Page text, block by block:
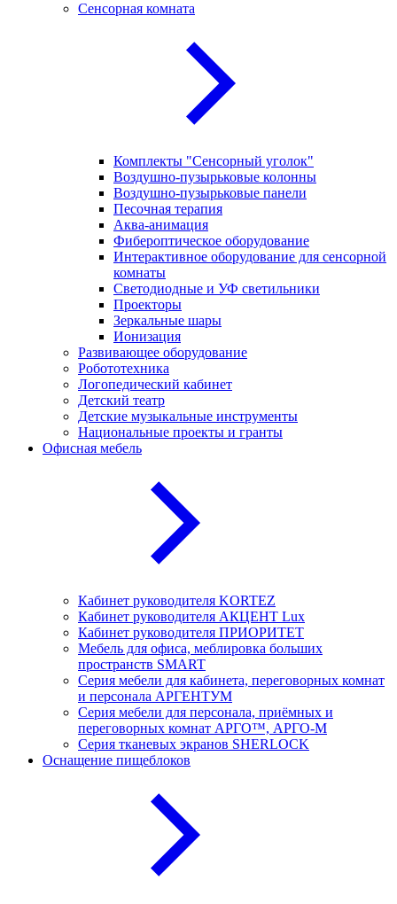
Сенсорная комната
Комплекты "Сенсорный уголок"
Воздушно-пузырьковые колонны
Воздушно-пузырьковые панели
Песочная терапия
Аква-анимация
Фибероптическое оборудование
Интерактивное оборудование для сенсорной
комнаты
Светодиодные и УФ светильники
Проекторы
Зеркальные шары
Ионизация
Развивающее оборудование
Робототехника
Логопедический кабинет
Детский театр
Детские музыкальные инструменты
Национальные проекты и гранты
Офисная мебель
Кабинет руководителя KORTEZ
Кабинет руководителя АКЦЕНТ Lux
Кабинет руководителя ПРИОРИТЕТ
Мебель для офиса, меблировка больших
пространств SMART
Серия мебели для кабинета, переговорных комнат
и персонала АРГЕНТУМ
Серия мебели для персонала, приёмных и
переговорных комнат АРГО™, АРГО-М
Серия тканевых экранов SHERLOCK
Оснащение пищеблоков